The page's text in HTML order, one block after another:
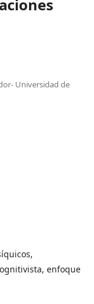
Universidad de
enfoque